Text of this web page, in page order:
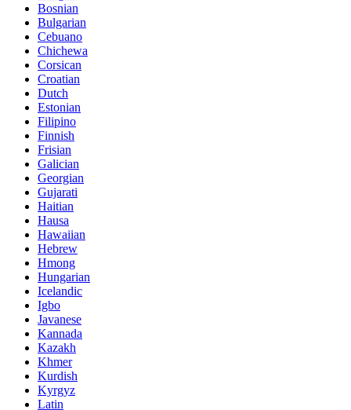
Bosnian
Bulgarian
Cebuano
Chichewa
Corsican
Croatian
Dutch
Estonian
Filipino
Finnish
Frisian
Galician
Georgian
Gujarati
Haitian
Hausa
Hawaiian
Hebrew
Hmong
Hungarian
Icelandic
Igbo
Javanese
Kannada
Kazakh
Khmer
Kurdish
Kyrgyz
Latin